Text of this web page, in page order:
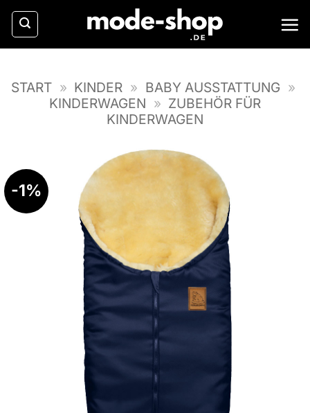
Zum
Inhalt
springen
START » KINDER » BABY AUSSTATTUNG »
KINDERWAGEN » ZUBEHÖR FÜR
KINDERWAGEN
-1%